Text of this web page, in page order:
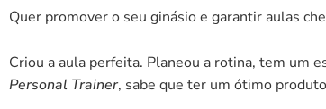
Quer promover o seu ginásio e garantir aulas
Criou a aula perfeita. Planeou a rotina, tem um
Personal Trainer, sabe que ter um ótimo